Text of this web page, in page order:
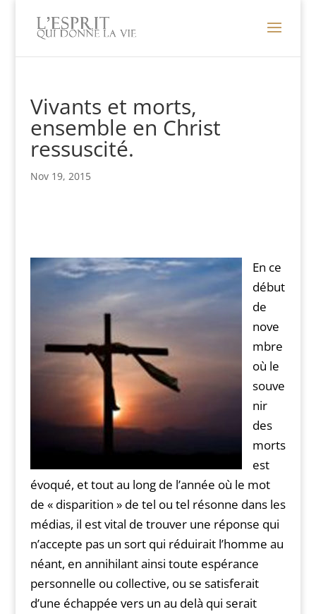
Vivants et morts,
ensemble en Christ
ressuscité.
Nov 19, 2015
En ce
début
de
nove
mbre
où le
souve
nir
des
morts
est
évoqué, et tout au long de l’année où le mot
de « disparition » de tel ou tel résonne dans les
médias, il est vital de trouver une réponse qui
n’accepte pas un sort qui réduirait l’homme au
néant, en annihilant ainsi toute espérance
personnelle ou collective, ou se satisferait
d’une échappée vers un au delà qui serait